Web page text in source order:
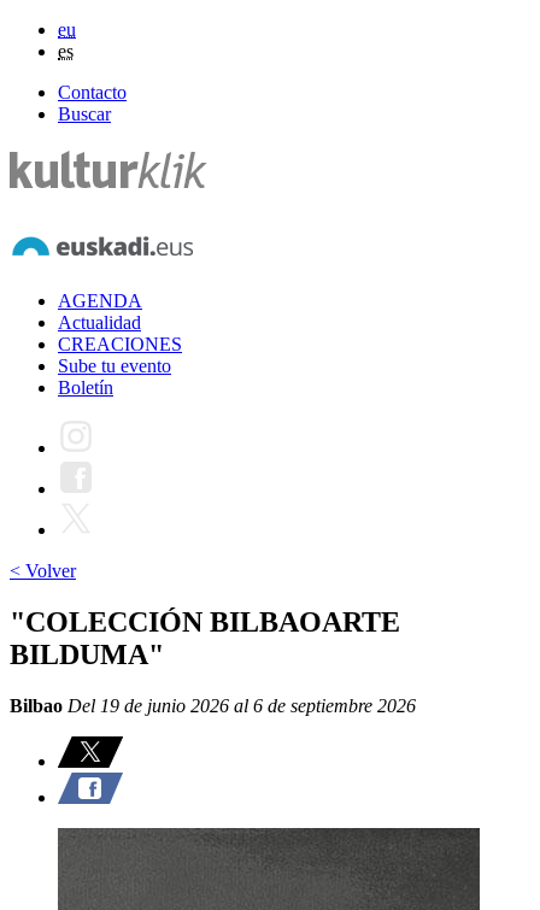
eu
es
Contacto
Buscar
AGENDA
Actualidad
CREACIONES
Sube tu evento
Boletín
< Volver
"COLECCIÓN BILBAOARTE
BILDUMA"
Bilbao Del 19 de junio 2026 al 6 de septiembre 2026